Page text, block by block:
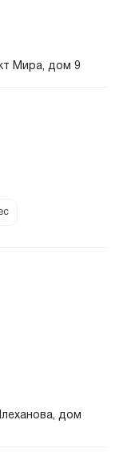
Мира, дом 9
дом